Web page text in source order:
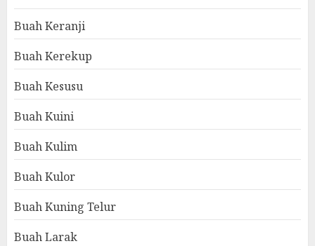
Buah Keranji
Buah Kerekup
Buah Kesusu
Buah Kuini
Buah Kulim
Buah Kulor
Buah Kuning Telur
Buah Larak